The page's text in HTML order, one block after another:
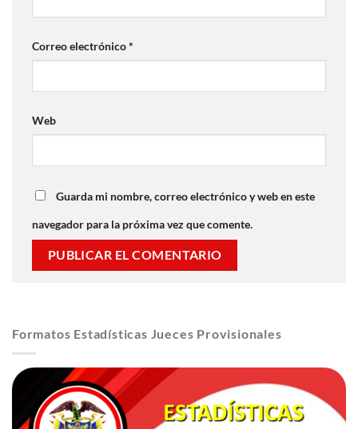
Correo electrónico*
Web
Guarda mi nombre, correo electrónico y web en este
navegador para la próxima vez que comente.
Formatos Estadísticas Jueces Provisionales